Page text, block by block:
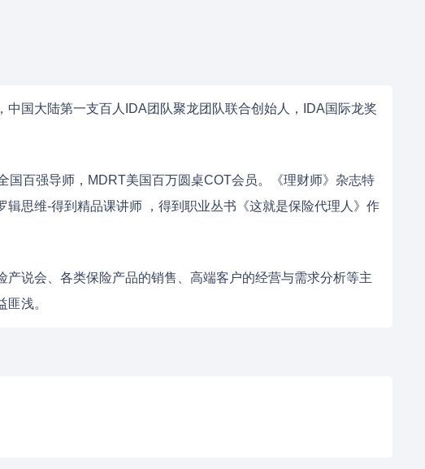
国大陆第一支百人IDA团队聚龙团队联合创始人，IDA国际龙奖
百强导师，MDRT美国百万圆桌COT会员。《理财师》杂志特
思维-得到精品课讲师 ，得到职业丛书《这就是保险代理人》作
说会、各类保险产品的销售、高端客户的经营与需求分析等主
浅。